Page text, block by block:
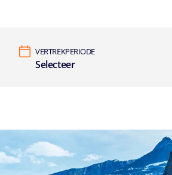
VERTREKPERIODE
Selecteer